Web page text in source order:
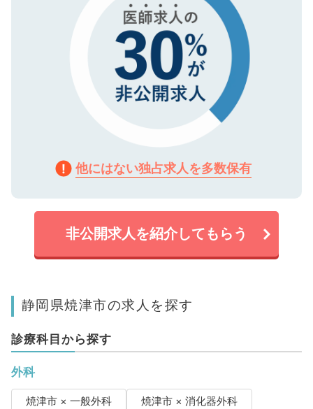
他にはない独占求人を多数保有
非公開求人を紹介してもらう
静岡県焼津市の求人を探す
診療科目から探す
外科
焼津市 × 一般外科
焼津市 × 消化器外科